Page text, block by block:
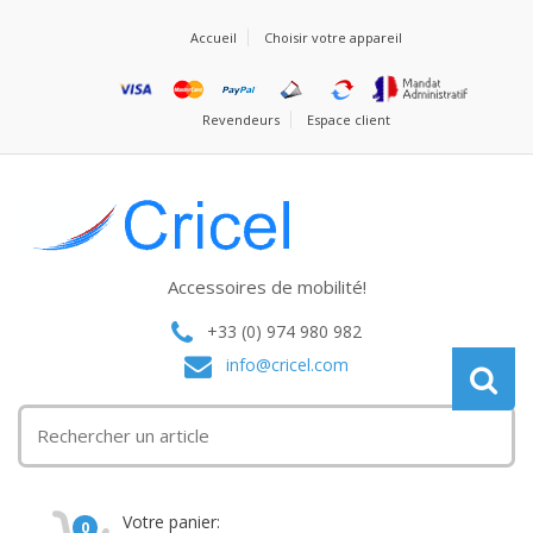
Accueil Choisir votre appareil
Revendeurs Espace client
Accessoires de mobilité!
+33 (0) 974 980 982
info@cricel.com
0 Votre panier: